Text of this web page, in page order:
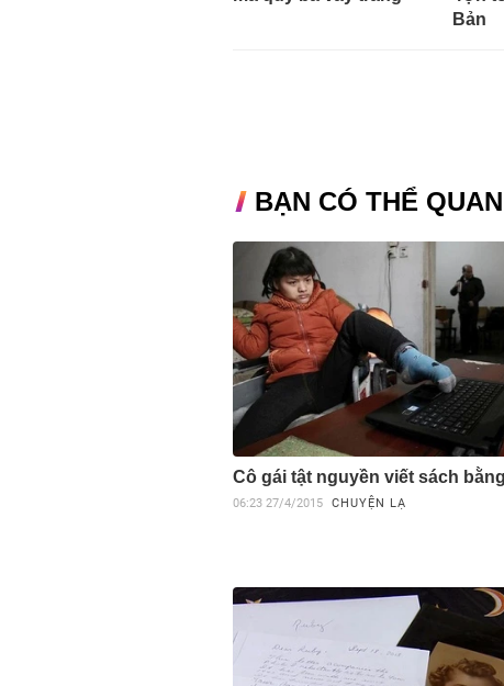
Bản
BẠN CÓ THỂ
Cô gái tật nguyền viết sách
06:23 27/4/2015 CHUYỆN LẠ